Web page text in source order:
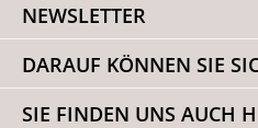
NEWSLETTER
DARAUF KÖNNEN SIE
SIE FINDEN UNS AUCH